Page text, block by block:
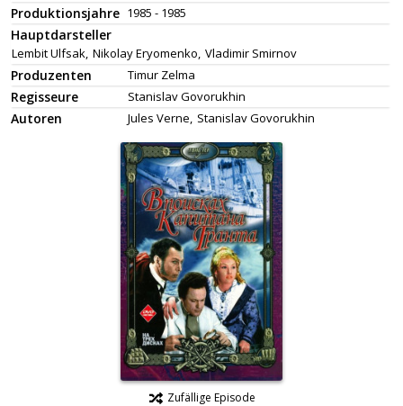
Produktionsjahre 1985 - 1985
Hauptdarsteller
Lembit Ulfsak, Nikolay Eryomenko, Vladimir Smirnov
Produzenten Timur Zelma
Regisseure Stanislav Govorukhin
Autoren Jules Verne, Stanislav Govorukhin
Zufällige Episode